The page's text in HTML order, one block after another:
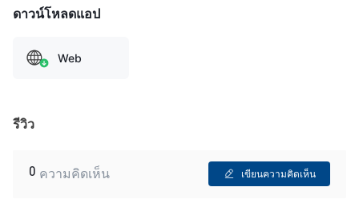
ดาวน์โหลดแอป
Web
รีวิว
0 ความคิดเห็น เขียนความคิดเห็น